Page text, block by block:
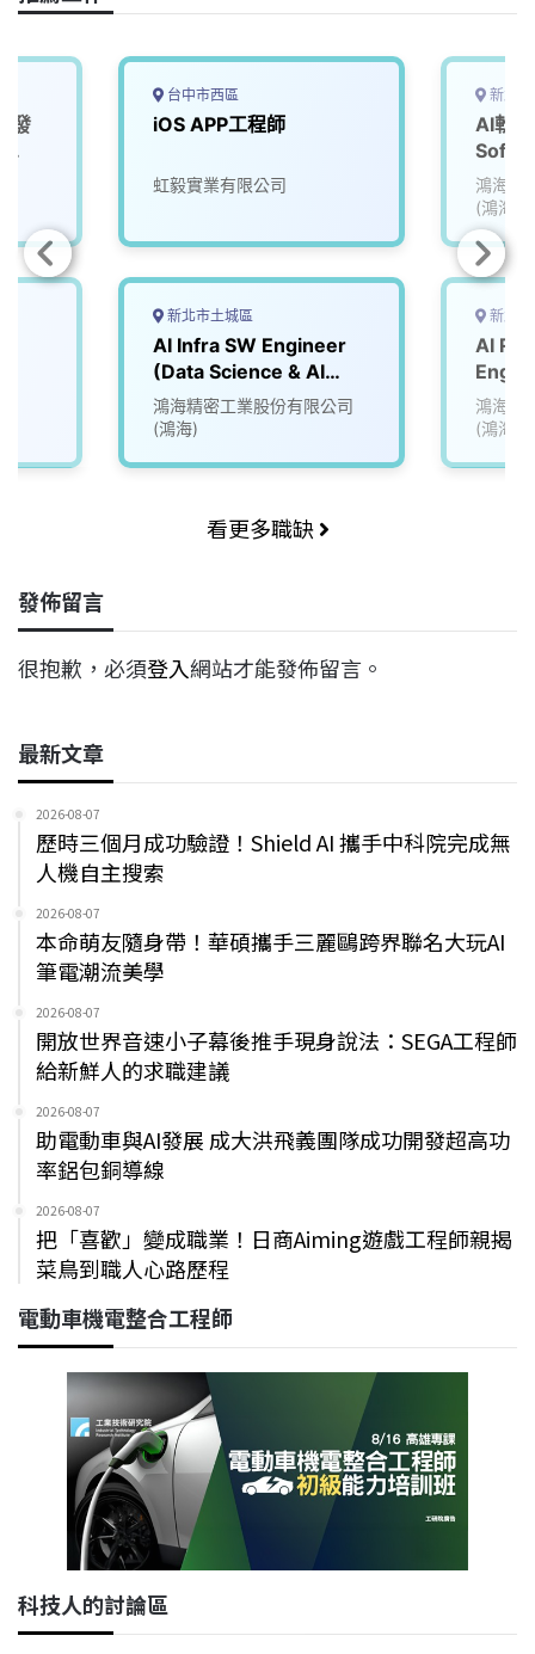
發
台中市西區
iOS APP工程師
虹毅實業有限公司
新北市土城區
AI Infra SW Engineer
(Data Science & AI
Team)
鴻海精密工業股份有限公司
(鴻海)
新北
AI軟
(Data
Team)
鴻海精
(鴻海)
新北
AI
& AI
鴻海精
(鴻海)
看更多職缺
發佈留言
很抱歉，必須登入網站才能發佈留言。
最新文章
2026-08-07
歷時三個月成功驗證！Shield AI 攜手中科院完成無
人機自主搜索
2026-08-07
本命萌友隨身帶！華碩攜手三麗鷗跨界聯名大玩AI
筆電潮流美學
2026-08-07
開放世界音速小子幕後推手現身說法：SEGA工程師
給新鮮人的求職建議
2026-08-07
助電動車與AI發展 成大洪飛義團隊成功開發超高功
率鋁包銅導線
2026-08-07
把「喜歡」變成職業！日商Aiming遊戲工程師親揭
菜鳥到職人心路歷程
電動車機電整合工程師
科技人的討論區